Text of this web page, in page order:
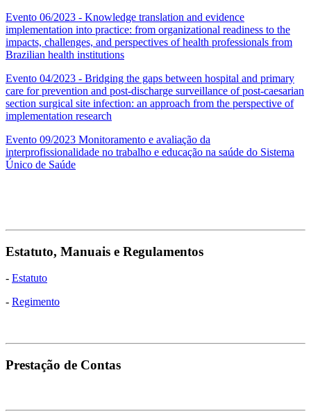
Evento 06/2023 - Knowledge translation and evidence
implementation into practice: from organizational readiness to the
impacts, challenges, and perspectives of health professionals from
Brazilian health institutions
Evento 04/2023 - Bridging the gaps between hospital and primary
care for prevention and post-discharge surveillance of post-caesarian
section surgical site infection: an approach from the perspective of
implementation research
Evento 09/2023 Monitoramento e avaliação da
interprofissionalidade no trabalho e educação na saúde do Sistema
Único de Saúde
Estatuto, Manuais e Regulamentos
- Estatuto
- Regimento
Prestação de Contas